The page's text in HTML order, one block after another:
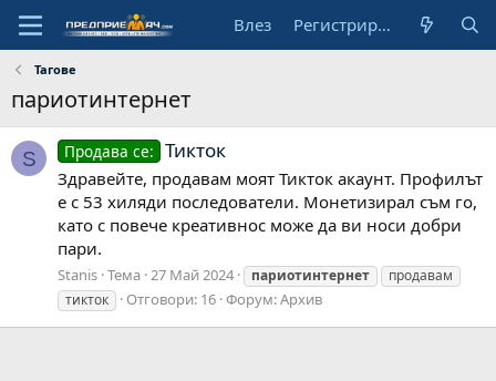
Влез Регистрирай се
Тагове
париотинтернет
S Продава се: Тикток
Здравейте, продавам моят Тикток акаунт. Профилът
е с 53 хиляди последователи. Монетизирал съм го,
като с повече креативнос може да ви носи добри
пари.
Stanis Тема 27 Май 2024 париотинтернет
продавам
тикток
Отговори: 16 Форум:Архив